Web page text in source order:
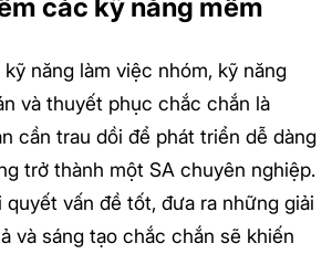
các kỹ năng mềm
kỹ năng làm việc nhóm, kỹ năng
và thuyết phục chắc chắn là
cần trau dồi để phát triển dễ dàng
trở thành một SA chuyên nghiệp.
quyết vấn đề tốt, đưa ra những giải
và sáng tạo chắc chắn sẽ khiến